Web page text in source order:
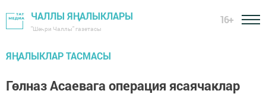
ЧАЛЛЫ ЯҢАЛЫКЛАРЫ
"Шәһри Чаллы" газетасы
16+
ЯҢАЛЫКЛАР ТАСМАСЫ
Гөлназ Асаевага операция ясаячаклар